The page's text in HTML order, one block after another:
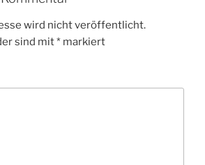
wird nicht veröffentlicht.
sind mit* markiert